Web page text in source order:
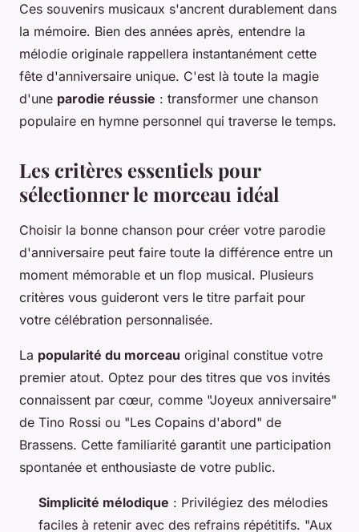
Ces souvenirs musicaux s'ancrent durablement dans
la mémoire. Bien des années après, entendre la
mélodie originale rappellera instantanément cette
fête d'anniversaire unique. C'est là toute la magie
d'une parodie réussie : transformer une chanson
populaire en hymne personnel qui traverse le temps.
Les critères essentiels pour
sélectionner le morceau idéal
Choisir la bonne chanson pour créer votre parodie
d'anniversaire peut faire toute la différence entre un
moment mémorable et un flop musical. Plusieurs
critères vous guideront vers le titre parfait pour
votre célébration personnalisée.
La popularité du morceau original constitue votre
premier atout. Optez pour des titres que vos invités
connaissent par cœur, comme "Joyeux anniversaire"
de Tino Rossi ou "Les Copains d'abord" de
Brassens. Cette familiarité garantit une participation
spontanée et enthousiaste de votre public.
Simplicité mélodique : Privilégiez des mélodies
faciles à retenir avec des refrains répétitifs. "Aux